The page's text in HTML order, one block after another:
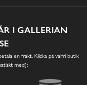
I GALLERIAN
en frakt. Klicka på valfri butik
med):